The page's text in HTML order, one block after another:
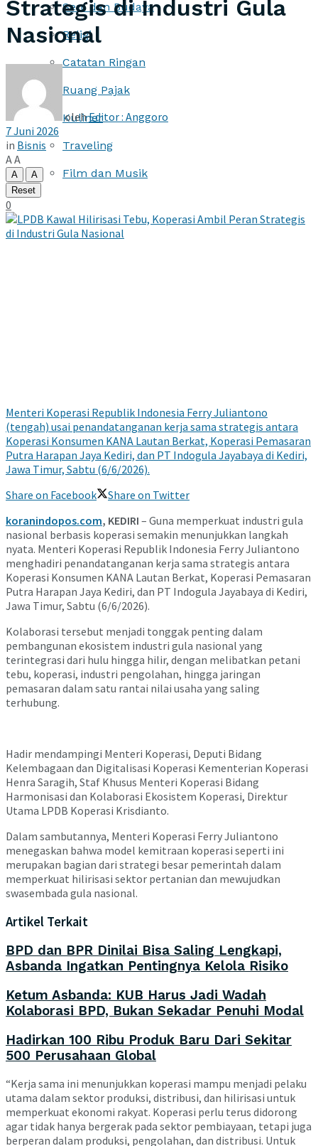
Seni dan Budaya
Religi
Catatan Ringan
Ruang Pajak
Kuliner
Traveling
Film dan Musik
Strategis di Industri Gula
Nasional
olehEditor : Anggoro
7 Juni 2026
in Bisnis
AA
A
A
Reset
0
Menteri Koperasi Republik Indonesia Ferry Juliantono
(tengah) usai penandatanganan kerja sama strategis antara
Koperasi Konsumen KANA Lautan Berkat, Koperasi Pemasaran
Putra Harapan Jaya Kediri, dan PT Indogula Jayabaya di Kediri,
Jawa Timur, Sabtu (6/6/2026).
Share on Facebook
Share on Twitter
koranindopos.com, KEDIRI – Guna memperkuat industri gula
nasional berbasis koperasi semakin menunjukkan langkah
nyata. Menteri Koperasi Republik Indonesia Ferry Juliantono
menghadiri penandatanganan kerja sama strategis antara
Koperasi Konsumen KANA Lautan Berkat, Koperasi Pemasaran
Putra Harapan Jaya Kediri, dan PT Indogula Jayabaya di Kediri,
Jawa Timur, Sabtu (6/6/2026).
Kolaborasi tersebut menjadi tonggak penting dalam
pembangunan ekosistem industri gula nasional yang
terintegrasi dari hulu hingga hilir, dengan melibatkan petani
tebu, koperasi, industri pengolahan, hingga jaringan
pemasaran dalam satu rantai nilai usaha yang saling
terhubung.
Hadir mendampingi Menteri Koperasi, Deputi Bidang
Kelembagaan dan Digitalisasi Koperasi Kementerian Koperasi
Henra Saragih, Staf Khusus Menteri Koperasi Bidang
Harmonisasi dan Kolaborasi Ekosistem Koperasi, Direktur
Utama LPDB Koperasi Krisdianto.
Dalam sambutannya, Menteri Koperasi Ferry Juliantono
menegaskan bahwa model kemitraan koperasi seperti ini
merupakan bagian dari strategi besar pemerintah dalam
memperkuat hilirisasi sektor pertanian dan mewujudkan
swasembada gula nasional.
Artikel Terkait
BPD dan BPR Dinilai Bisa Saling Lengkapi,
Asbanda Ingatkan Pentingnya Kelola Risiko
Ketum Asbanda: KUB Harus Jadi Wadah
Kolaborasi BPD, Bukan Sekadar Penuhi Modal
Hadirkan 100 Ribu Produk Baru Dari Sekitar
500 Perusahaan Global
“Kerja sama ini menunjukkan koperasi mampu menjadi pelaku
utama dalam sektor produksi, distribusi, dan hilirisasi untuk
memperkuat ekonomi rakyat. Koperasi perlu terus didorong
agar tidak hanya bergerak pada sektor pembiayaan, tetapi juga
berperan dalam produksi, pengolahan, dan distribusi. Untuk